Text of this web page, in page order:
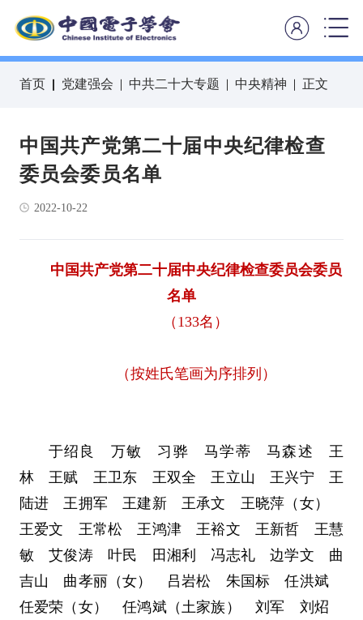
首页 党建强会 中共二十大专题 中央精神 正文
中国共产党第二十届中央纪律检查
委员会委员名单
2022-10-22
中国共产党第二十届中央纪律检查委员会委员
名单
（133名）
（按姓氏笔画为序排列）
于绍良 万敏 习骅 马学蒂 马森述 王
林 王赋 王卫东 王双全 王立山 王兴宁 王
陆进 王拥军 王建新 王承文 王晓萍（女）
王爱文 王常松 王鸿津 王裕文 王新哲 王慧
敏 艾俊涛 叶民 田湘利 冯志礼 边学文 曲
吉山 曲孝丽（女） 吕岩松 朱国标 任洪斌
任爱荣（女） 任鸿斌（土家族） 刘军 刘炤